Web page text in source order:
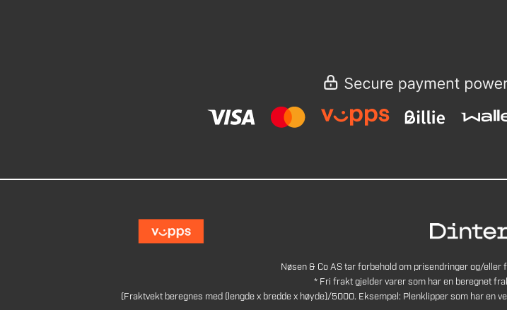
Nøsen & Co AS tar forbehold om prisendringer og/
* Fri frakt gjelder varer som har en beregnet
(Fraktvekt beregnes med (lengde x bredde x høyde)/5000. Eksempel: Plenklipper som har en